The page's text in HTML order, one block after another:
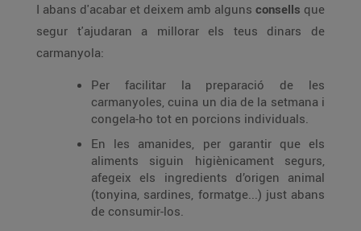
I abans d'acabar et deixem amb alguns consells que
segur t'ajudaran a millorar els teus dinars de
carmanyola:
Per facilitar la preparació de les
carmanyoles, cuina un dia de la setmana i
congela-ho tot en porcions individuals.
En les amanides, per garantir que els
aliments siguin higiènicament segurs,
afegeix els ingredients d’origen animal
(tonyina, sardines, formatge...) just abans
de consumir-los.